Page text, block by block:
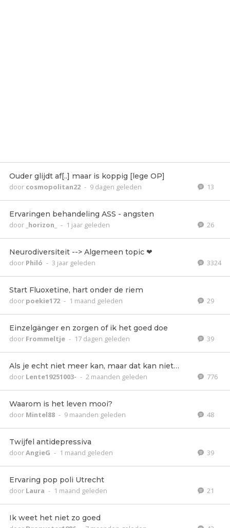
Ouder glijdt af[..] maar is koppig [lege OP]
door cosmopolitan22 - 9 dagen geleden 13
Ervaringen behandeling ASS - angsten
door _horizon_ - 1 jaar geleden 26
Neurodiversiteit --> Algemeen topic ❤
door Philó - 3 jaar geleden 3324
Start Fluoxetine, hart onder de riem
door poekie172 - 1 maand geleden 29
Einzelgänger en zorgen of ik het goed doe
door Frommeltje - 17 dagen geleden 39
Als je echt niet meer kan, maar dat kan niet…
door Lente19251003- - 2 maanden geleden 776
Waarom is het leven mooi?
door Mintel88 - 9 maanden geleden 48
Twijfel antidepressiva
doorAngieG - 1 maand geleden 39
Ervaring pop poli Utrecht
door Laura - 1 maand geleden 21
Ik weet het niet zo goed